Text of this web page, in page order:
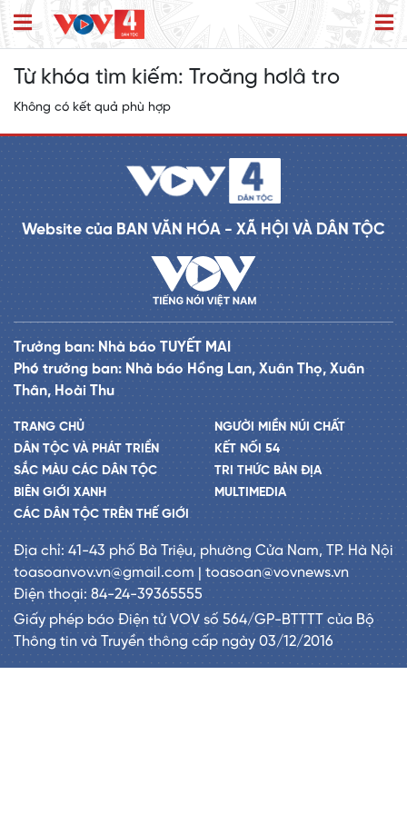
Từ khóa tìm kiếm: Troăng hơlâ tro
Không có kết quả phù hợp
Website của BAN VĂN HÓA - XÃ HỘI VÀ DÂN TỘC
Trưởng ban: Nhà báo TUYẾT MAI
Phó trưởng ban: Nhà báo Hồng Lan, Xuân Thọ, Xuân
Thân, Hoài Thu
TRANG CHỦ
DÂN TỘC VÀ PHÁT TRIỂN
SẮC MÀU CÁC DÂN TỘC
BIÊN GIỚI XANH
CÁC DÂN TỘC TRÊN THẾ GIỚI
NGƯỜI MIỀN NÚI CHẤT
KẾT NỐI 54
TRI THỨC BẢN ĐỊA
MULTIMEDIA
Địa chỉ: 41-43 phố Bà Triệu, phường Cửa Nam, TP. Hà Nội
toasoanvov.vn@gmail.com | toasoan@vovnews.vn
Điện thoại: 84-24-39365555
Giấy phép báo Điện tử VOV số 564/GP-BTTTT của Bộ
Thông tin và Truyền thông cấp ngày 03/12/2016